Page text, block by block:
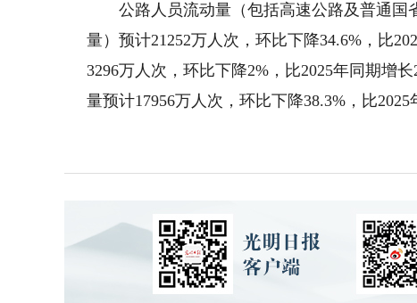
公路人员流动量（包括高速公路及普通国
量）预计21252万人次，环比下降34.6%，比
3296万人次，环比下降2%，比2025年同期增
量预计17956万人次，环比下降38.3%，比2025